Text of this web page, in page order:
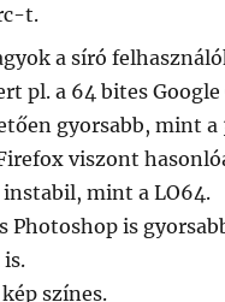
t.
a síró
pl. a 64 bites Google
gyorsabb, mint a
viszont
instabil, mint a LO64.
Photoshop is
színes.